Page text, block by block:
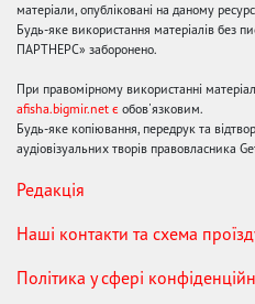
матеріали, опубліковані на даному
Будь-яке використання матеріалів без
ПАРТНЕРС» заборонено.
При правомірному використанні
afisha.bigmir.net є обов'язковим.
Будь-яке копіювання, передрук та
аудіовізуальних творів правовласника
Редакція
Наші контакти та схема
Політика у сфері